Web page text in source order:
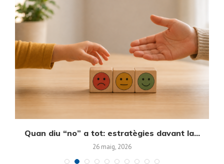
Quan diu “no” a tot: estratègies davant la...
26 maig, 2026